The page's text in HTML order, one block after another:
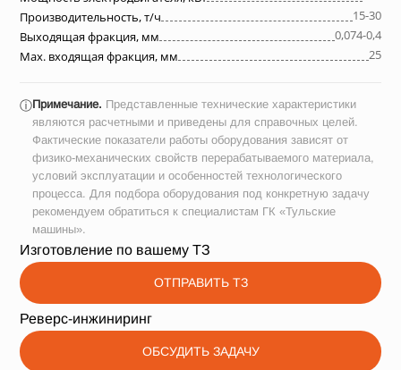
Производительность, т/ч
15-30
Выходящая фракция, мм
0,074-0,4
Max. входящая фракция, мм
25
ⓘПримечание. Представленные технические характеристики
являются расчетными и приведены для справочных целей.
Фактические показатели работы оборудования зависят от
физико-механических свойств перерабатываемого материала,
условий эксплуатации и особенностей технологического
процесса. Для подбора оборудования под конкретную задачу
рекомендуем обратиться к специалистам ГК «Тульские
машины».
Изготовление по вашему ТЗ
ОТПРАВИТЬ ТЗ
Реверс-инжиниринг
ОБСУДИТЬ ЗАДАЧУ